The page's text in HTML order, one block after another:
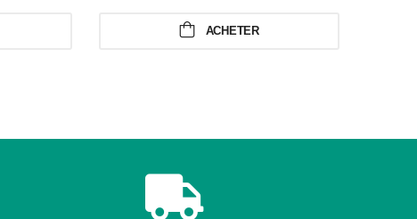
ACHETER